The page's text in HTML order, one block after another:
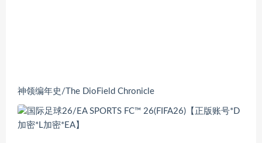
神领编年史/The DioField Chronicle